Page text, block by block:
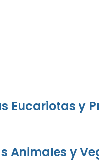
Eucariotas y
Animales y